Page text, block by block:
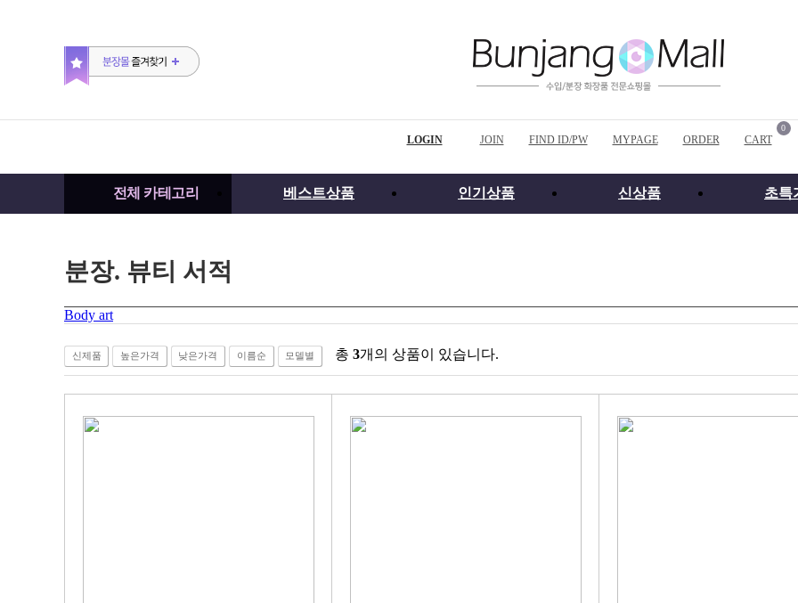
LOGIN JOIN FIND ID/PW MYPAGE ORDER CART
0
전체 카테고리 베스트상품 인기상품 신상품 초특
분장. 뷰티 서적
Body art
신제품 높은가격 낮은가격 이름순 모델별 총 3개의 상품이 있습니다.